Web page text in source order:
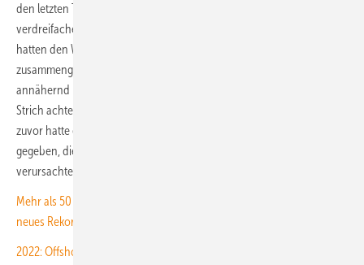
den letzten Tagen des Monats dann wieder zu verdoppeln und zu
verdreifachen. Zwei vorige Flauten in der ersten Dezemberhälfte
hatten den Windenergieunternehmen schon einen Zeitraum von
zusammengenommen viereinhalb Tagen mit unter 10 GW bis
annähernd Null eingebrockt. So waren im Schlussmonat unterm
Strich achteinhalb Flautetage zu verkraften. Im Dezember ein Jahr
zuvor hatte es nur knapp sechs ähnlich Windstrom-schwache Tage
gegeben, die auch nicht ganz die Tiefststände von 2024
verursachten.
Mehr als 50 Gigawatt Windenergieleistung dank Tief Zoltan – und
neues Rekordjahr
2022: Offshore-Windparks liefern knapp 25 TWh grünen Strom